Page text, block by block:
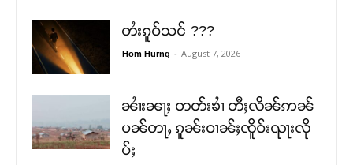
တႆးၵူဝ်သင် ???
Hom Hurng - August 7, 2026
ၼၢႆးၼႃႈ တတ်းၶၢႆ တီႈလိၼ်ဢၼ်
ပၼ်တႃႇ ၵူၼ်းဝၢၼ်ႈၸိူဝ်းၺႃးလို
ပ်ႈ